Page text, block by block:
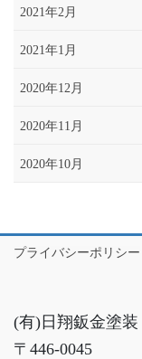
2021年2月
2021年1月
2020年12月
2020年11月
2020年10月
プライバシーポリシー
(有)日翔鈑金塗装
〒446-0045